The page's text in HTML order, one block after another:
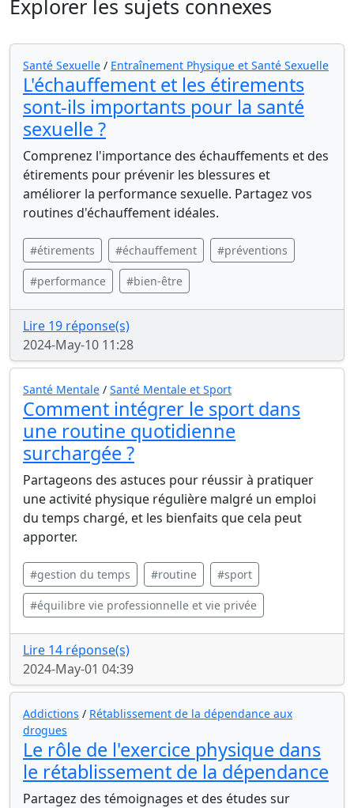
Explorer les sujets connexes
Santé Sexuelle / Entraînement Physique et Santé Sexuelle
L'échauffement et les étirements
sont-ils importants pour la santé
sexuelle ?
Comprenez l'importance des échauffements et des
étirements pour prévenir les blessures et
améliorer la performance sexuelle. Partagez vos
routines d'échauffement idéales.
#étirements #échauffement #préventions
#performance #bien-être
Lire 19 réponse(s)
2024-May-10 11:28
Santé Mentale / Santé Mentale et Sport
Comment intégrer le sport dans
une routine quotidienne
surchargée ?
Partageons des astuces pour réussir à pratiquer
une activité physique régulière malgré un emploi
du temps chargé, et les bienfaits que cela peut
apporter.
#gestion du temps #routine #sport
#équilibre vie professionnelle et vie privée
Lire 14 réponse(s)
2024-May-01 04:39
Addictions / Rétablissement de la dépendance aux
drogues
Le rôle de l'exercice physique dans
le rétablissement de la dépendance
Partagez des témoignages et des études sur